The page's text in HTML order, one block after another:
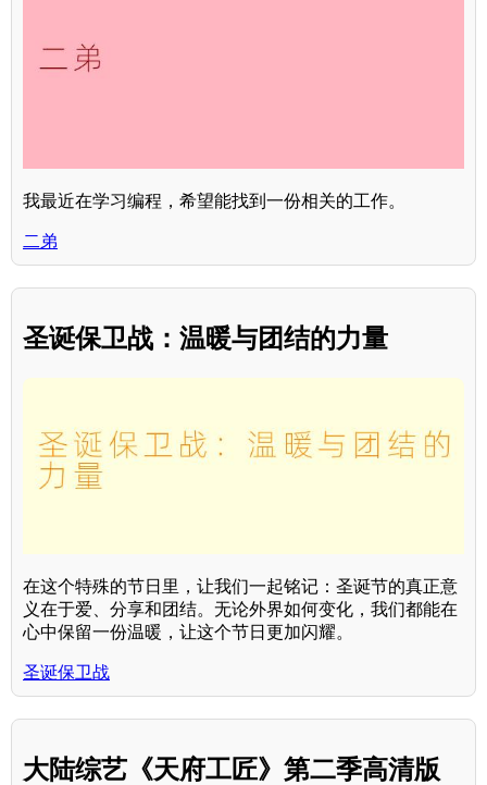
我最近在学习编程，希望能找到一份相关的工作。
二弟
圣诞保卫战：温暖与团结的力量
在这个特殊的节日里，让我们一起铭记：圣诞节的真正意
义在于爱、分享和团结。无论外界如何变化，我们都能在
心中保留一份温暖，让这个节日更加闪耀。
圣诞保卫战
大陆综艺《天府工匠》第二季高清版